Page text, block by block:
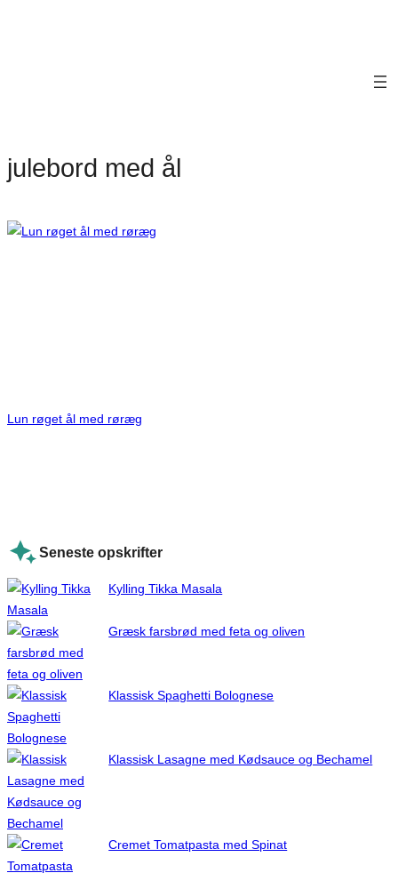
julebord med ål
Lun røget ål med røræg
Seneste opskrifter
Kylling Tikka Masala
Græsk farsbrød med feta og oliven
Klassisk Spaghetti Bolognese
Klassisk Lasagne med Kødsauce og Bechamel
Cremet Tomatpasta med Spinat